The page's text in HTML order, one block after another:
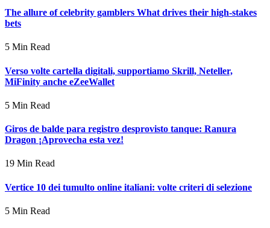
The allure of celebrity gamblers What drives their high-stakes
bets
5 Min Read
Verso volte cartella digitali, supportiamo Skrill, Neteller,
MiFinity anche eZeeWallet
5 Min Read
Giros de balde para registro desprovisto tanque: Ranura
Dragon ¡Aprovecha esta vez!
19 Min Read
Vertice 10 dei tumulto online italiani: volte criteri di selezione
5 Min Read